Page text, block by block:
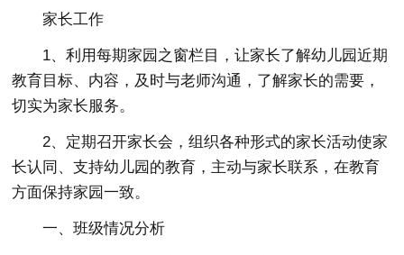
家长工作
1、利用每期家园之窗栏目，让家长了解幼儿园近期
教育目标、内容，及时与老师沟通，了解家长的需要，
切实为家长服务。
2、定期召开家长会，组织各种形式的家长活动使家
长认同、支持幼儿园的教育，主动与家长联系，在教育
方面保持家园一致。
一、班级情况分析